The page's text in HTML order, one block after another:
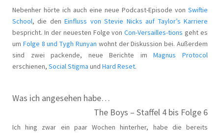
Nebenher hörte ich auch eine neue Podcast-Episode von Swiftie
School, die denEinfluss von Stevie Nicks auf Taylor’s Karriere
bespricht. In der neuesten Folge vonCon-Versailles-tions geht es
um Folge 8 und Tygh Runyan wohnt der Diskussion bei. Außerdem
sind zwei packende, neue Berichte imMagnus Protocol
erschienen, Social Stigma und Hard Reset.
Was ich angesehen habe…
The Boys – Staffel 4 bis Folge 6
Ich hing zwar ein paar Wochen hinterher, habe die bereits